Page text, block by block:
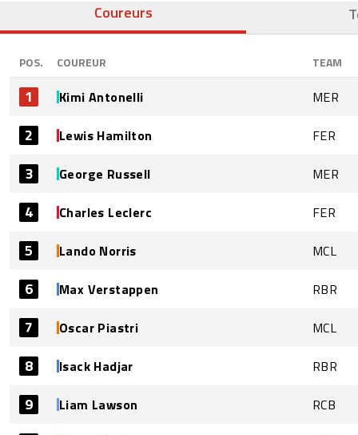
Coureurs
POS. COUREUR TEAM
1 Kimi Antonelli MER
2 Lewis Hamilton FER
3 George Russell MER
4 Charles Leclerc FER
5 Lando Norris MCL
6 Max Verstappen RBR
7 Oscar Piastri MCL
8 Isack Hadjar RBR
9 Liam Lawson RCB